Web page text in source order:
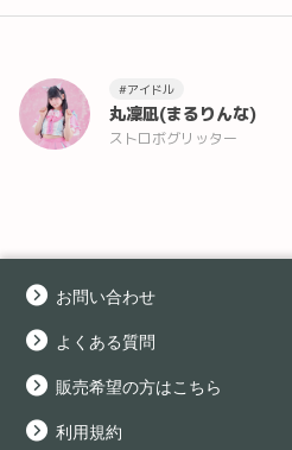
#アイドル
丸凜凪(まるりんな)
ストロボグリッター
お問い合わせ
よくある質問
販売希望の方はこちら
利用規約